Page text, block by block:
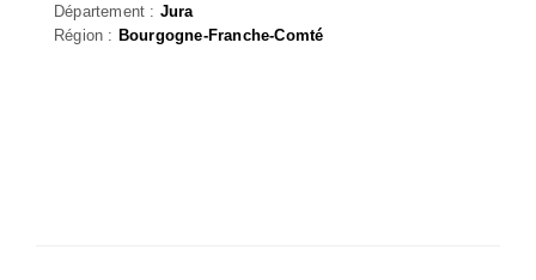
Département : Jura
Région : Bourgogne-Franche-Comté